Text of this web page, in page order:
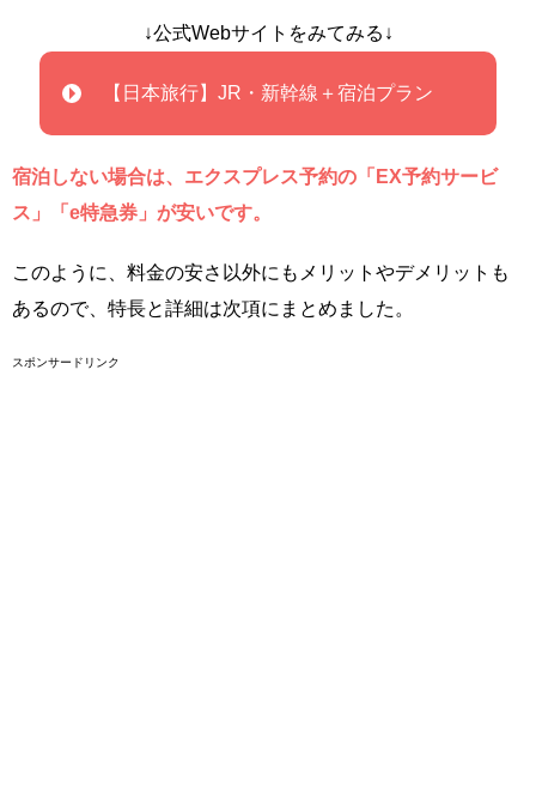
↓公式Webサイトをみてみる↓
【日本旅行】JR・新幹線＋宿泊プラン
宿泊しない場合は、エクスプレス予約の「EX予約サービ
ス」「e特急券」が安いです。
このように、料金の安さ以外にもメリットやデメリットも
あるので、特長と詳細は次項にまとめました。
スポンサードリンク